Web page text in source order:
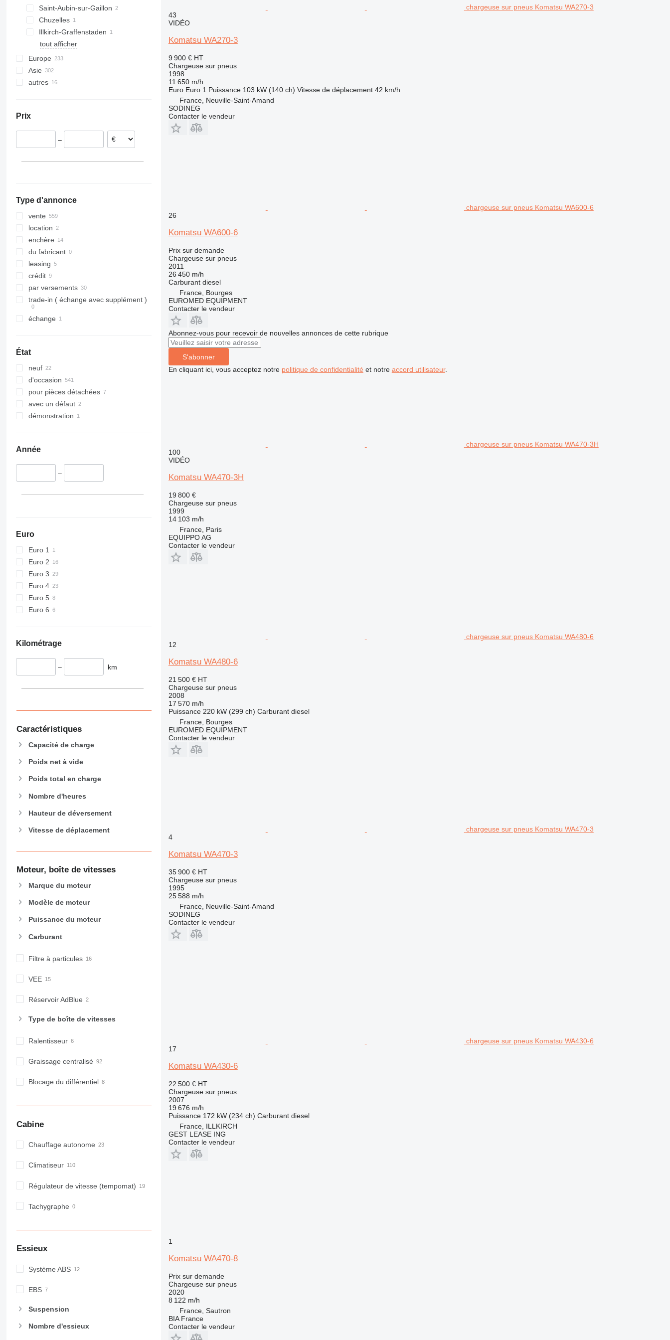
966
972
980
982
986
988
990
WA470
WA475-10
WA480
WA500
WA600
WA800
Saint-Aubin-sur-Gaillon
Chuzelles
Illkirch-Graffenstaden
tout afficher
Europe
Allemagne
Pays-Bas
Belgique
Lituanie
Asie
Chine
Israël
Arabie saoudite
autres
Brésil
Pérou
Prix
–
Type d'annonce
vente
location
enchère
du fabricant
leasing
crédit
par versements
trade-in ( échange avec supplément )
échange
État
neuf
d'occasion
pour pièces détachées
avec un défaut
démonstration
Année
–
Euro
Euro 1
Euro 2
Euro 3
Euro 4
Euro 5
Euro 6
Kilométrage
– km
Caractéristiques
Capacité de charge
Poids net à vide
Poids total en charge
Nombre d'heures
Hauteur de déversement
Vitesse de déplacement
Moteur, boîte de vitesses
Marque du moteur
Modèle de moteur
Puissance du moteur
Carburant
Filtre à particules
VEE
Réservoir AdBlue
Type de boîte de vitesses
Ralentisseur
Graissage centralisé
Blocage du différentiel
Cabine
Chauffage autonome
Climatiseur
Régulateur de vitesse (tempomat)
Tachygraphe
Essieux
Système ABS
EBS
Suspension
Nombre d'essieux
chargeuse sur pneus Komatsu WA270-3
43
VIDÉO
Komatsu WA270-3
9 900 € HT
Chargeuse sur pneus
1998
11 650 m/h
Euro Euro 1 Puissance 103 kW (140 ch) Vitesse de déplacement 42 km/h
France, Neuville-Saint-Amand
SODINEG
Contacter le vendeur
chargeuse sur pneus Komatsu WA600-6
26
Komatsu WA600-6
Prix sur demande
Chargeuse sur pneus
2011
26 450 m/h
Carburant diesel
France, Bourges
EUROMED EQUIPMENT
Contacter le vendeur
Abonnez-vous pour recevoir de nouvelles annonces de cette rubrique
S'abonner
En cliquant ici, vous acceptez notre politique de confidentialité et notre accord utilisateur.
chargeuse sur pneus Komatsu WA470-3H
100
VIDÉO
Komatsu WA470-3H
19 800 €
Chargeuse sur pneus
1999
14 103 m/h
France, Paris
EQUIPPO AG
Contacter le vendeur
chargeuse sur pneus Komatsu WA480-6
12
Komatsu WA480-6
21 500 € HT
Chargeuse sur pneus
2008
17 570 m/h
Puissance 220 kW (299 ch) Carburant diesel
France, Bourges
EUROMED EQUIPMENT
Contacter le vendeur
chargeuse sur pneus Komatsu WA470-3
4
Komatsu WA470-3
35 900 € HT
Chargeuse sur pneus
1995
25 588 m/h
France, Neuville-Saint-Amand
SODINEG
Contacter le vendeur
chargeuse sur pneus Komatsu WA430-6
17
Komatsu WA430-6
22 500 € HT
Chargeuse sur pneus
2007
19 676 m/h
Puissance 172 kW (234 ch) Carburant diesel
France, ILLKIRCH
GEST LEASE ING
Contacter le vendeur
1
Komatsu WA470-8
Prix sur demande
Chargeuse sur pneus
2020
8 122 m/h
France, Sautron
BIA France
Contacter le vendeur